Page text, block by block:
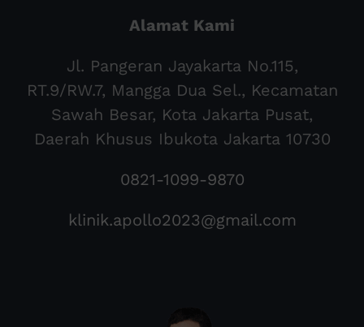
Alamat Kami
Jl. Pangeran Jayakarta No.115,
RT.9/RW.7, Mangga Dua Sel., Kecamatan
Sawah Besar, Kota Jakarta Pusat,
Daerah Khusus Ibukota Jakarta 10730
0821-1099-9870
klinik.apollo2023@gmail.com